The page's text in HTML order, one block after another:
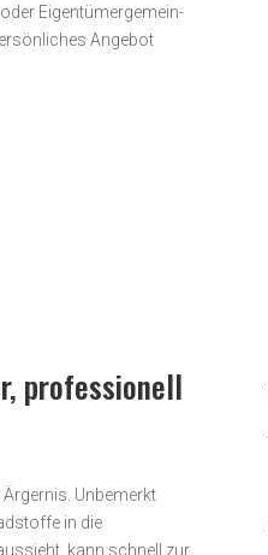
Eigen­tümer­­gemein­
Angebot
professionell
Unbemerkt
in die
kann schnell zur